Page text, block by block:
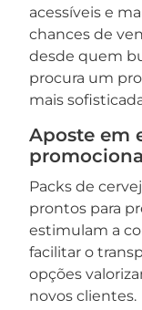
acessíveis e
chances de
desde quem
procura um
mais
Aposte em
Packs de
prontos para
estimulam a
facilitar o
opções
novos clientes.